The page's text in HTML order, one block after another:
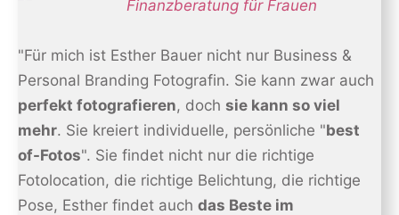
Finanzberatung für Frauen
"Für mich ist Esther Bauer nicht nur Business &
Personal Branding Fotografin. Sie kann zwar auch
perfekt fotografieren, doch sie kann so viel
mehr. Sie kreiert individuelle, persönliche "best
of-Fotos". Sie findet nicht nur die richtige
Fotolocation, die richtige Belichtung, die richtige
Pose, Esther findet auch das Beste im